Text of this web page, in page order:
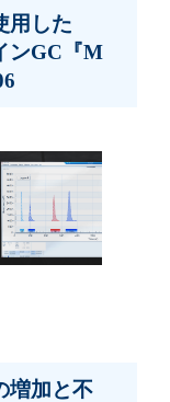
用した
ンGC『M
増加と不